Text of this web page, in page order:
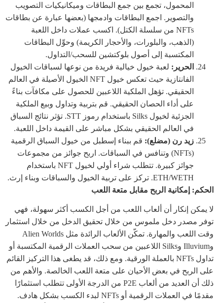
المحمول، تجمع بين جمع البطاقات وميكانيكيات التصويب
والتصوير. اجمع البطاقات وادمجها (بعضها عبارة عن بطاقات
NFTs من سلسلة الكتل). اكسب عملات داخل اللعبة
(الذهب، والبلورات، والأحجار الكريمة) وحوِّل البطاقات
المكتسبة إلى أصول بلوكتشين للسحب/التداول.
الحرير: لعبة خيول خيالية فريدة من نوعها لسباقات الخيول
الفانتازية حيث تعكس خيول NFT الخيول الأصيلة في العالم
الحقيقي. تؤهل الملكية اللاعبين للحصول على مكافآت بناءً
على أداء الحصان الحقيقي. قم بتربية وتداول وبيع الملكية
الجزئية لخيول Silks باستخدام رموز STT. تؤثر نتائج السباق
في العالم الحقيقي بشكل مباشر على القيمة داخل اللعبة.
زيد رن (مضلع):قم ببناء إسطبل من خيول السباق الرقمية
(NFTs) وتنافس في السباقات. اربح جوائز من مجموعات
جوائز كبيرة. تتطلب شراء أولي لخيول NFT باستخدام
ETH/WETH. تركز على تربية الخيول والسباقات وبناء إرث.
الحكم: إمكانية الربح مقابل متعة اللعب
لا يمكن إنكار أن ألعاب اللعب من أجل الكسب أكثر سهولة، فهي
توفر مصدر دخل ملموس من خلال تحقيق الدخل من خلال استثمار
وقت اللعب والمهارة. تمكّن الألعاب الرائدة مثل Alien Worlds
وIlluvium وSilks اللاعبين من سحب العملات الرقمية المكتسبة أو
تداول NFTs بالعملة الورقية. ومع ذلك، قد يطغى هذا التركيز القائم
على الربح في بعض الأحيان على متعة اللعب الخالصة. والأهم من
ذلك أن العديد من ألعاب P2E من الدرجة الأولى تتطلب استثمارًا
مقدمًا في العملات الرقمية أو NFTs لبدء الكسب بشكل هادف.